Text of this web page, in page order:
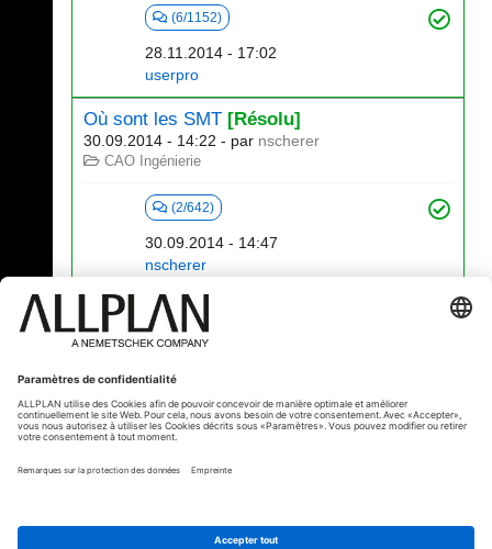
(6/1152)
28.11.2014 - 17:02
userpro
Où sont les SMT [Résolu]
30.09.2014 - 14:22 - par nscherer
CAO Ingénierie
(2/642)
30.09.2014 - 14:47
nscherer
101 - 120 (183)